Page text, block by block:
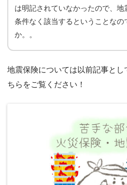
は明記されていなかったので、地
条件なく該当するということなの
か。。
地震保険については以前記事と
ちらをご覧ください！